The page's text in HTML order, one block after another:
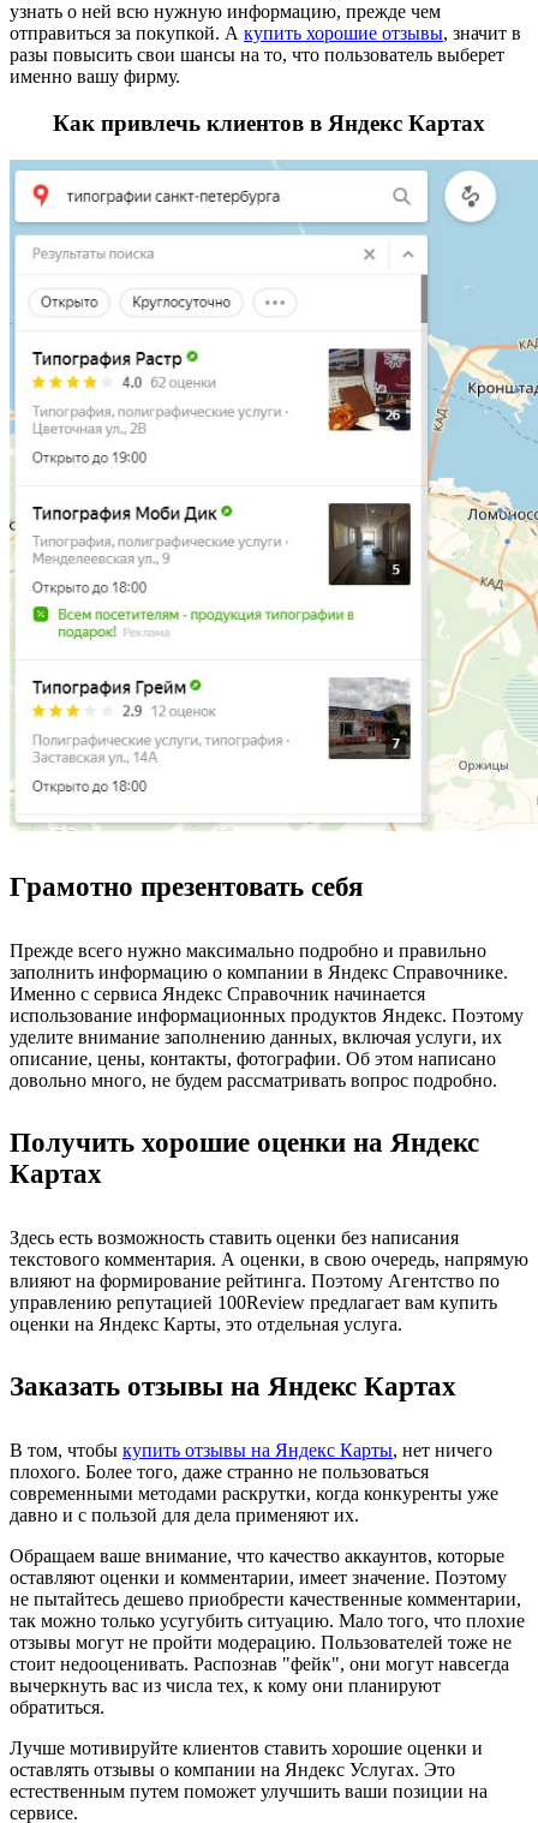
узнать о ней всю нужную информацию, прежде чем
отправиться за покупкой. А купить хорошие отзывы, значит в
разы повысить свои шансы на то, что пользователь выберет
именно вашу фирму.
Как привлечь клиентов в Яндекс Картах
Грамотно презентовать себя
Прежде всего нужно максимально подробно и правильно
заполнить информацию о компании в Яндекс Справочнике.
Именно с сервиса Яндекс Справочник начинается
использование информационных продуктов Яндекс. Поэтому
уделите внимание заполнению данных, включая услуги, их
описание, цены, контакты, фотографии. Об этом написано
довольно много, не будем рассматривать вопрос подробно.
Получить хорошие оценки на Яндекс
Картах
Здесь есть возможность ставить оценки без написания
текстового комментария. А оценки, в свою очередь, напрямую
влияют на формирование рейтинга. Поэтому Агентство по
управлению репутацией 100Review предлагает вам купить
оценки на Яндекс Карты, это отдельная услуга.
Заказать отзывы на Яндекс Картах
В том, чтобы купить отзывы на Яндекс Карты, нет ничего
плохого. Более того, даже странно не пользоваться
современными методами раскрутки, когда конкуренты уже
давно и с пользой для дела применяют их.
Обращаем ваше внимание, что качество аккаунтов, которые
оставляют оценки и комментарии, имеет значение. Поэтому
не пытайтесь дешево приобрести качественные комментарии,
так можно только усугубить ситуацию. Мало того, что плохие
отзывы могут не пройти модерацию. Пользователей тоже не
стоит недооценивать. Распознав "фейк", они могут навсегда
вычеркнуть вас из числа тех, к кому они планируют
обратиться.
Лучше мотивируйте клиентов ставить хорошие оценки и
оставлять отзывы о компании на Яндекс Услугах. Это
естественным путем поможет улучшить ваши позиции на
сервисе.